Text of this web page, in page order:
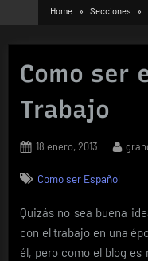
Home Secciones
Como ser
Trabajo
Posted
18 enero, 2013 By
Como ser Español
Quizás no sea buena
con el trabajo en una
él, pero como el blog es